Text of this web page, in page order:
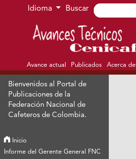
Ir al menú de navegación principal
Ir al contenido principal
Ir al pie de página del sitio
Idioma Buscar
Avance actual Publicados Acerca de
Bienvenidos al Portal de
Publicaciones de la
Federación Nacional de
Cafeteros de Colombia.
Inicio
Informe del Gerente General FNC